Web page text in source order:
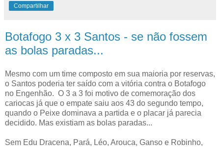
Compartilhar
Botafogo 3 x 3 Santos - se não fossem
as bolas paradas...
Mesmo com um time composto em sua maioria por reservas,
o Santos poderia ter saído com a vitória contra o Botafogo
no Engenhão. O 3 a 3 foi motivo de comemoração dos
cariocas já que o empate saiu aos 43 do segundo tempo,
quando o Peixe dominava a partida e o placar já parecia
decidido. Mas existiam as bolas paradas...
Sem Edu Dracena, Pará, Léo, Arouca, Ganso e Robinho,